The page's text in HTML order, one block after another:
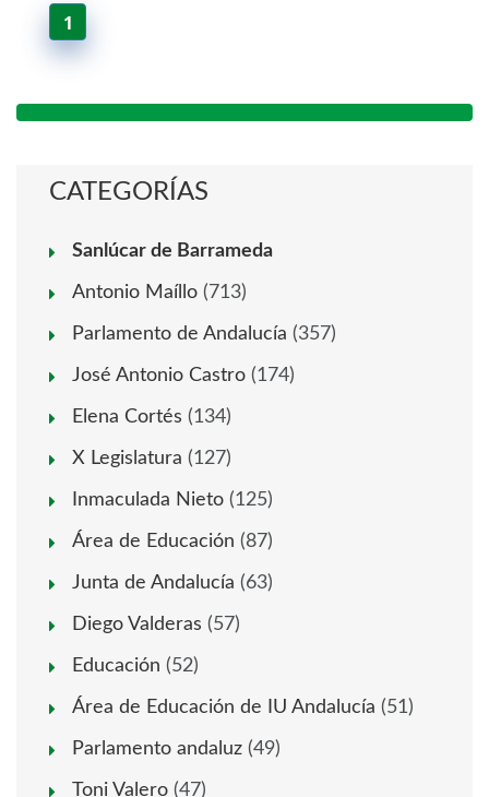
1
CATEGORÍAS
Sanlúcar de Barrameda
Antonio Maíllo (713)
Parlamento de Andalucía (357)
José Antonio Castro (174)
Elena Cortés (134)
X Legislatura (127)
Inmaculada Nieto (125)
Área de Educación (87)
Junta de Andalucía (63)
Diego Valderas (57)
Educación (52)
Área de Educación de IU Andalucía (51)
Parlamento andaluz (49)
Toni Valero (47)